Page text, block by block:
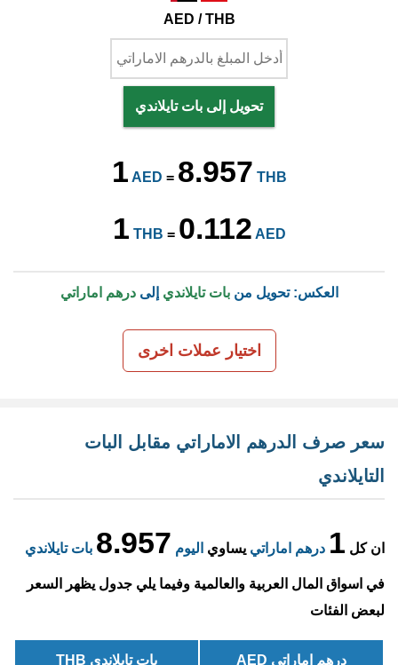
AED / THB
تحويل إلى بات تايلاندي
1 AED = 8.957 THB
1 THB = 0.112 AED
العكس: تحويل منبات تايلاندي إلىدرهم اماراتي
اختيار عملات اخرى
سعر صرف الدرهم الاماراتي مقابل البات
التايلاندي
ان كل 1 درهم اماراتي يساوي اليوم 8.957 بات تايلاندي
في اسواق المال العربية والعالمية وفيما يلي جدول يظهر السعر
لبعض الفئات
درهم اماراتي AED بات تايلاندي THB